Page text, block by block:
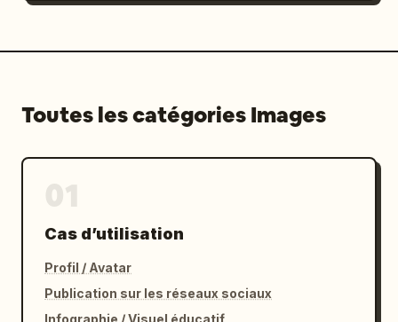
Toutes les catégories Images
Cas d’utilisation
Profil / Avatar
Publication sur les réseaux sociaux
Infographie / Visuel éducatif